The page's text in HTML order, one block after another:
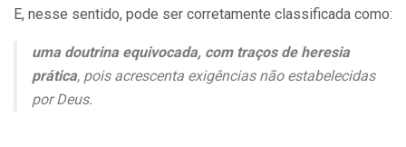
E, nesse sentido, pode ser corretamente classificada como:
uma doutrina equivocada, com traços de heresia
prática, pois acrescenta exigências não estabelecidas
por Deus.